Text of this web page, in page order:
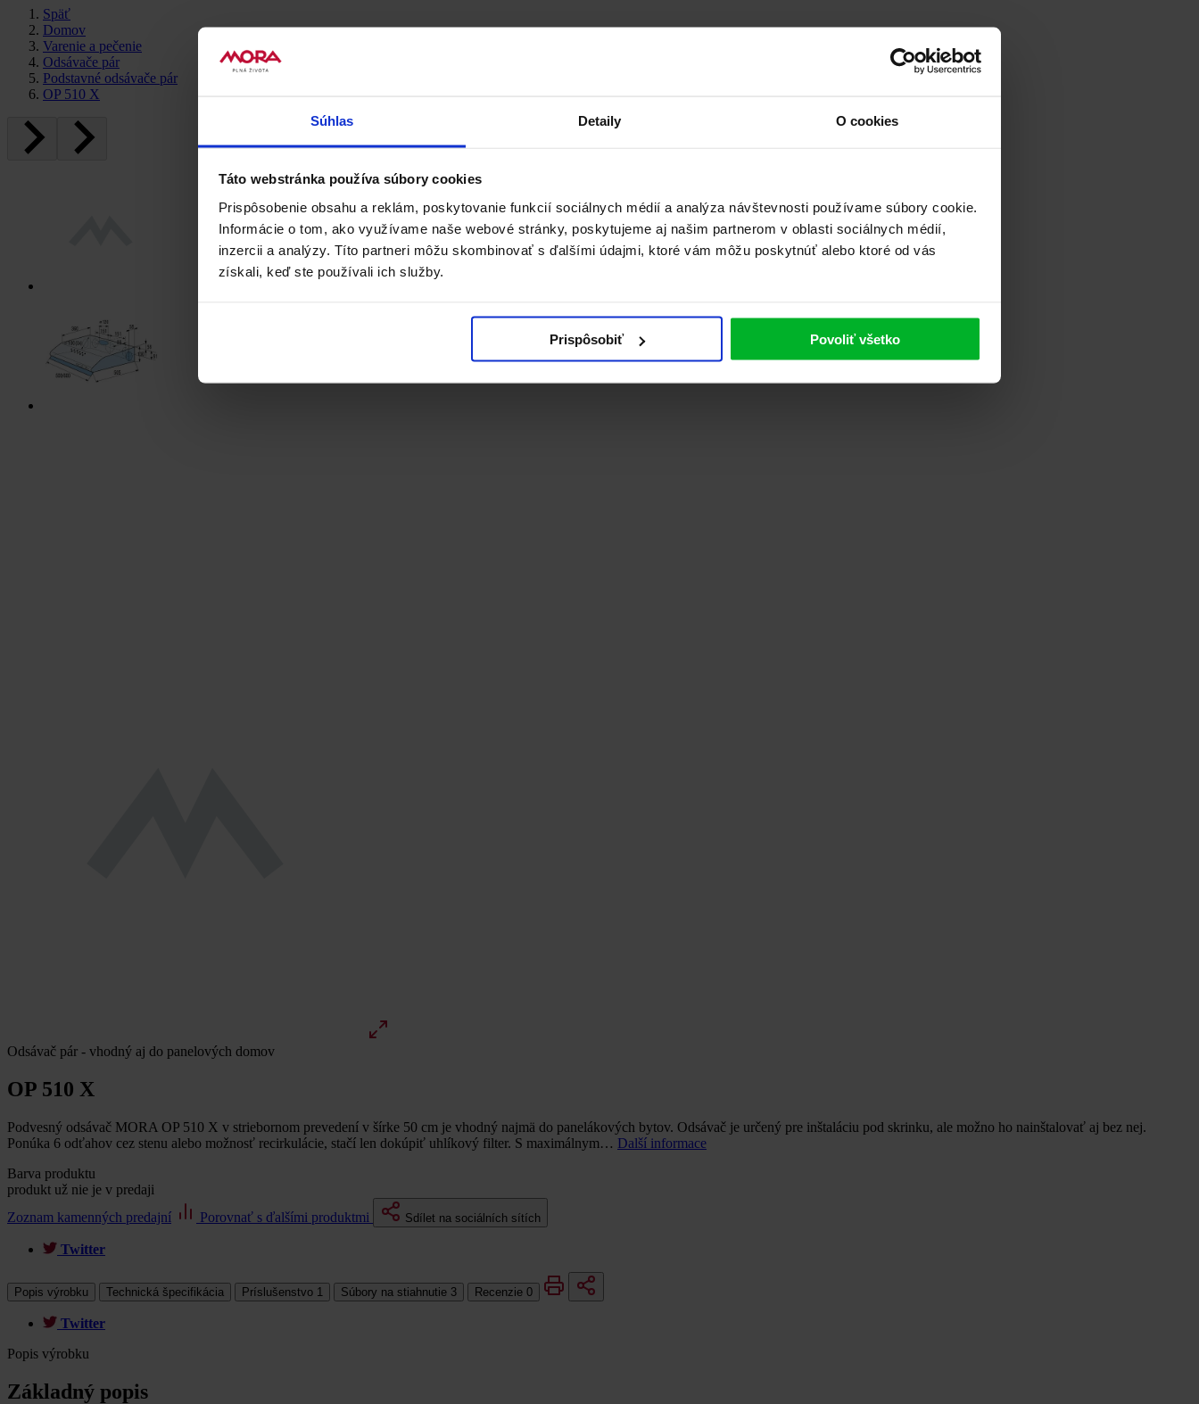
Súhlas Detaily O cookies
Táto webstránka používa súbory cookies
Prispôsobenie obsahu a reklám, poskytovanie funkcií sociálnych médií a analýza návštevnosti používame súbory cookie.
Informácie o tom, ako využívame naše webové stránky, poskytujeme aj našim partnerom v oblasti sociálnych médií,
inzercii a analýzy. Títo partneri môžu skombinovať s ďalšími údajmi, ktoré vám môžu poskytnúť alebo ktoré od vás
získali, keď ste používali ich služby.
Prispôsobiť Povoliť všetko
Späť
Domov
Varenie a pečenie
Odsávače pár
Podstavné odsávače pár
OP 510 X
Odsávač pár - vhodný aj do panelových domov
OP 510 X
Podvesný odsávač MORA OP 510 X v striebornom prevedení v šírke 50 cm je vhodný najmä do panelákových bytov. Odsávač je určený pre inštaláciu pod skrinku, ale možno ho nainštalovať aj bez nej.
Ponúka 6 odťahov cez stenu alebo možnosť recirkulácie, stačí len dokúpiť uhlíkový filter. S maximálnym… Další informace
Barva produktu
produkt už nie je v predaji
Zoznam kamenných predajní
Porovnať s ďalšími produktmi Sdílet na sociálních sítích
Twitter
Popis výrobku Technická špecifikácia Príslušenstvo 1 Súbory na stiahnutie 3 Recenzie 0
Twitter
Popis výrobku
Základný popis